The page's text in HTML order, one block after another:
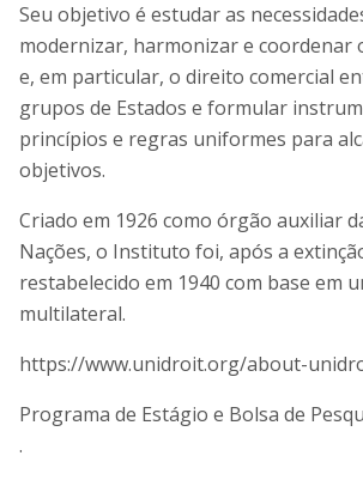
Seu objetivo é estudar as
modernizar, harmonizar e coordenar
e, em particular, o direito comercial
grupos de Estados e formular
princípios e regras uniformes para
objetivos.
Criado em 1926 como órgão auxiliar
Nações, o Instituto foi, após a
restabelecido em 1940 com base em
multilateral.
https://www.unidroit.org/about-
Programa de Estágio e Bolsa de
.